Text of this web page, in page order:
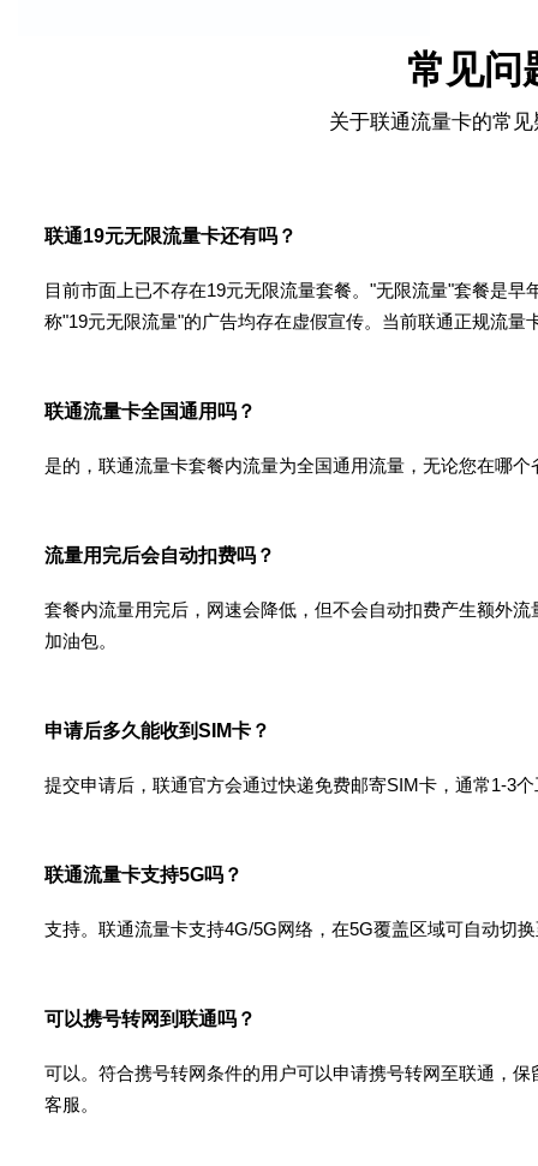
常见问
关于联通流量卡的常
联通19元无限流量卡还有吗？
目前市面上已不存在19元无限流量套餐。"无限流量"套餐是
称"19元无限流量"的广告均存在虚假宣传。当前联通正规流
联通流量卡全国通用吗？
是的，联通流量卡套餐内流量为全国通用流量，无论您在哪
流量用完后会自动扣费吗？
套餐内流量用完后，网速会降低，但不会自动扣费产生额外
加油包。
申请后多久能收到SIM卡？
提交申请后，联通官方会通过快递免费邮寄SIM卡，通常1-3
联通流量卡支持5G吗？
支持。联通流量卡支持4G/5G网络，在5G覆盖区域可自动切
可以携号转网到联通吗？
可以。符合携号转网条件的用户可以申请携号转网至联通，
客服。